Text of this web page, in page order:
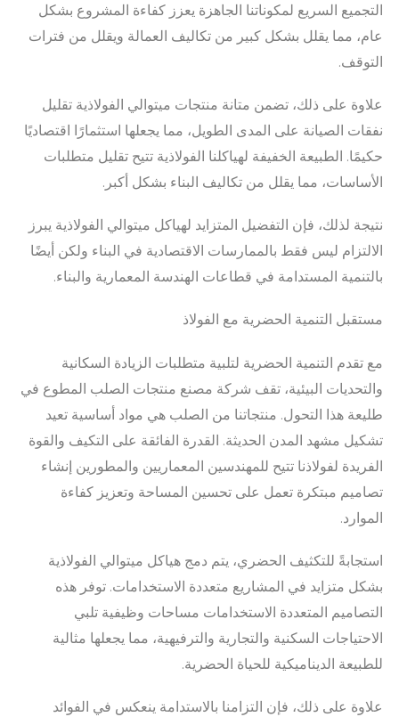
التجميع السريع لمكوناتنا الجاهزة يعزز كفاءة المشروع بشكل
عام، مما يقلل بشكل كبير من تكاليف العمالة ويقلل من فترات
التوقف.
علاوة على ذلك، تضمن متانة منتجات ميتوالي الفولاذية تقليل
نفقات الصيانة على المدى الطويل، مما يجعلها استثمارًا اقتصاديًا
حكيمًا. الطبيعة الخفيفة لهياكلنا الفولاذية تتيح تقليل متطلبات
الأساسات، مما يقلل من تكاليف البناء بشكل أكبر.
نتيجة لذلك، فإن التفضيل المتزايد لهياكل ميتوالي الفولاذية يبرز
الالتزام ليس فقط بالممارسات الاقتصادية في البناء ولكن أيضًا
بالتنمية المستدامة في قطاعات الهندسة المعمارية والبناء.
مستقبل التنمية الحضرية مع الفولاذ
مع تقدم التنمية الحضرية لتلبية متطلبات الزيادة السكانية
والتحديات البيئية، تقف شركة مصنع منتجات الصلب المطوع في
طليعة هذا التحول. منتجاتنا من الصلب هي مواد أساسية تعيد
تشكيل مشهد المدن الحديثة. القدرة الفائقة على التكيف والقوة
الفريدة لفولاذنا تتيح للمهندسين المعماريين والمطورين إنشاء
تصاميم مبتكرة تعمل على تحسين المساحة وتعزيز كفاءة
الموارد.
استجابةً للتكثيف الحضري، يتم دمج هياكل ميتوالي الفولاذية
بشكل متزايد في المشاريع متعددة الاستخدامات. توفر هذه
التصاميم المتعددة الاستخدامات مساحات وظيفية تلبي
الاحتياجات السكنية والتجارية والترفيهية، مما يجعلها مثالية
للطبيعة الديناميكية للحياة الحضرية.
علاوة على ذلك، فإن التزامنا بالاستدامة ينعكس في الفوائد